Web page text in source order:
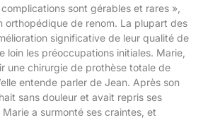
sont gérables et rares »,
orthopédique de renom. La plupart des
significative de leur qualité de
loin les préoccupations initiales. Marie,
une chirurgie de prothèse totale de
entende parler de Jean. Après son
sans douleur et avait repris ses
a surmonté ses craintes, et